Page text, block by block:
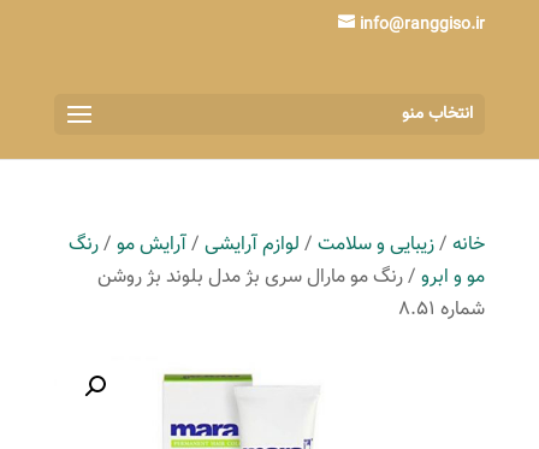
info@ranggiso.ir
انتخاب منو
خانه/زیبایی و سلامت/ لوازم آرایشی/آرایش مو/رنگ
مو و ابرو/ رنگ مو مارال سری بژ مدل بلوند بژ روشن
شماره 8.51